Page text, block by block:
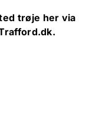
trøje her via